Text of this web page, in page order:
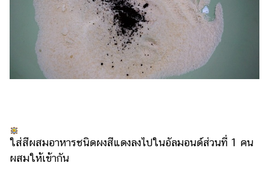
ใส่สีผสมอาหารชนิดผงสีแดงลงไปในอัลมอนด์ส่วนที่ 1 คน
ผสมให้เข้ากัน